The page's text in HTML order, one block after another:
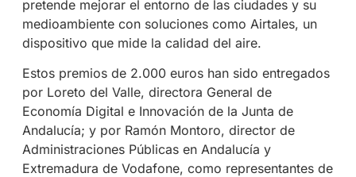
pretende mejorar el entorno de las ciudades y su
medioambiente con soluciones como Airtales, un
dispositivo que mide la calidad del aire.
Estos premios de 2.000 euros han sido entregados
por Loreto del Valle, directora General de
Economía Digital e Innovación de la Junta de
Andalucía; y por Ramón Montoro, director de
Administraciones Públicas en Andalucía y
Extremadura de Vodafone, como representantes de